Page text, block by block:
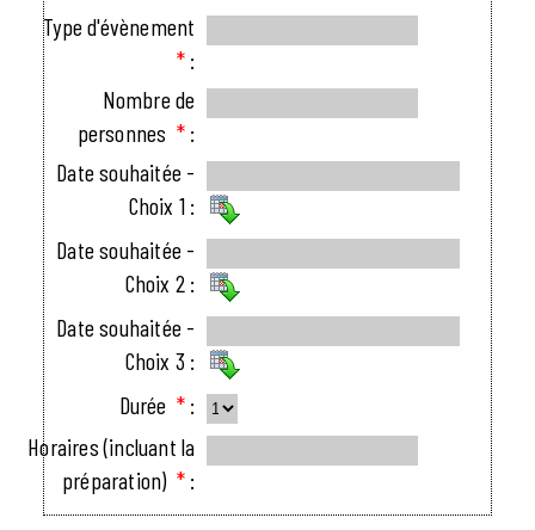
Type d'évènement
* :
Nombre de
personnes * :
Date souhaitée -
Choix 1 :
Date souhaitée -
Choix 2 :
Date souhaitée -
Choix 3 :
Durée * :
Horaires (incluant la
préparation) * :